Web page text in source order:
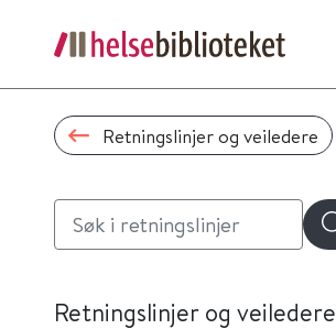
Retningslinjer og veiledere
Retningslinjer og veiledere